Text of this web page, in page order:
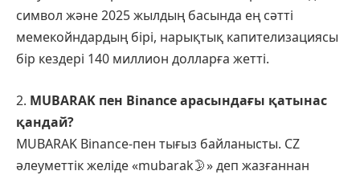
символ және 2025 жылдың басында ең сәтті
мемекойндардың бірі, нарықтық капителизациясы
бір кездері 140 миллион долларға жетті.
2. MUBARAK пен Binance арасындағы қатынас
қандай?
MUBARAK Binance-пен тығыз байланысты. CZ
әлеуметтік желіде «mubarak🌛» деп жазғаннан